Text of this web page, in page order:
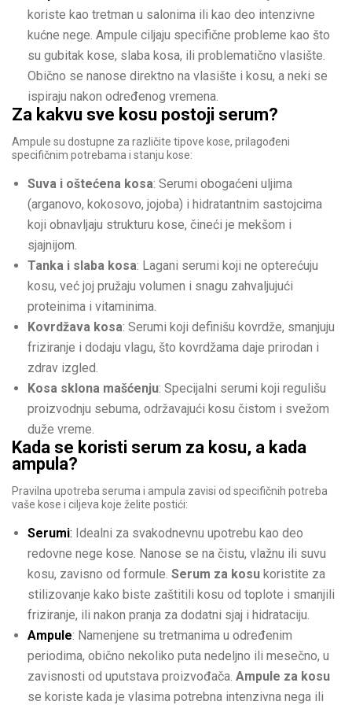
koriste kao tretman u salonima ili kao deo intenzivne
kućne nege. Ampule ciljaju specifične probleme kao što
su gubitak kose, slaba kosa, ili problematično vlasište.
Obično se nanose direktno na vlasište i kosu, a neki se
ispiraju nakon određenog vremena.
Za kakvu sve kosu postoji serum?
Ampule su dostupne za različite tipove kose, prilagođeni
specifičnim potrebama i stanju kose:
Suva i oštećena kosa: Serumi obogaćeni uljima
(arganovo, kokosovo, jojoba) i hidratantnim sastojcima
koji obnavljaju strukturu kose, čineći je mekšom i
sjajnijom.
Tanka i slaba kosa: Lagani serumi koji ne opterećuju
kosu, već joj pružaju volumen i snagu zahvaljujući
proteinima i vitaminima.
Kovrdžava kosa: Serumi koji definišu kovrdže, smanjuju
friziranje i dodaju vlagu, što kovrdžama daje prirodan i
zdrav izgled.
Kosa sklona mašćenju: Specijalni serumi koji regulišu
proizvodnju sebuma, održavajući kosu čistom i svežom
duže vreme.
Kada se koristi serum za kosu, a kada
ampula?
Pravilna upotreba seruma i ampula zavisi od specifičnih potreba
vaše kose i ciljeva koje želite postići:
Serumi: Idealni za svakodnevnu upotrebu kao deo
redovne nege kose. Nanose se na čistu, vlažnu ili suvu
kosu, zavisno od formule. Serum za kosu koristite za
stilizovanje kako biste zaštitili kosu od toplote i smanjili
friziranje, ili nakon pranja za dodatni sjaj i hidrataciju.
Ampule: Namenjene su tretmanima u određenim
periodima, obično nekoliko puta nedeljno ili mesečno, u
zavisnosti od uputstava proizvođača. Ampule za kosu
se koriste kada je vlasima potrebna intenzivna nega ili